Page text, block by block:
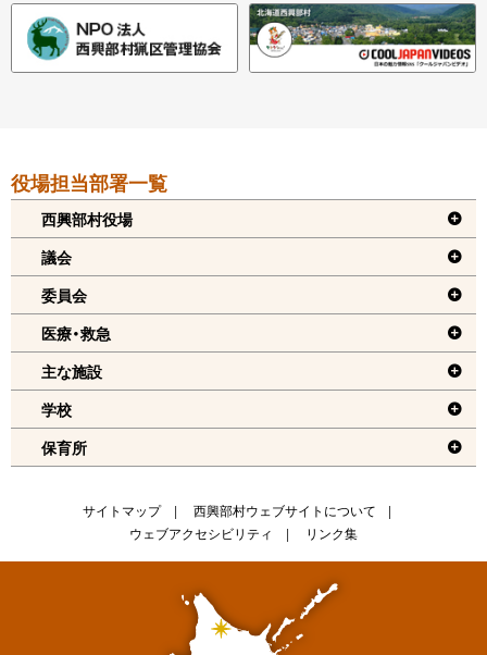
文
戻
機
ニ
ュ
役場担当部署一覧
西興部村役場
議会
委員会
医療・救急
主な施設
学校
保育所
サイトマップ
西興部村ウェブサイトについて
ウェブアクセシビリティ
リンク集